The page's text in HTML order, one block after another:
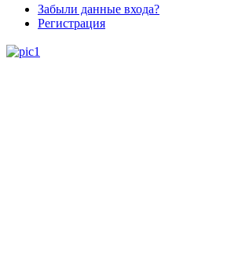
Забыли данные входа?
Регистрация